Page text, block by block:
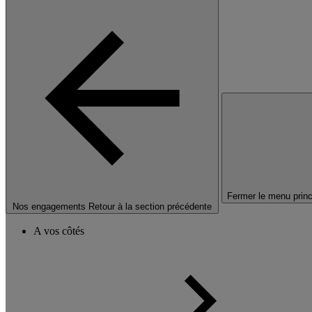
Nos engagements Retour à la section précédente
Fermer le menu
A vos côtés